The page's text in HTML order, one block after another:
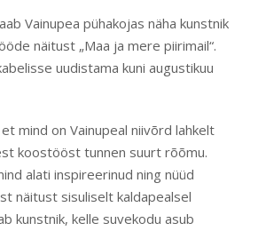
Vainupea pühakojas näha kunstnik
näitust „Maa ja mere piirimail“.
uudistama kuni augustikuu
mind on Vainupeal niivõrd lahkelt
koostööst tunnen suurt rõõmu.
alati inspireerinud ning nüüd
näitust sisuliselt kaldapealsel
kunstnik, kelle suvekodu asub